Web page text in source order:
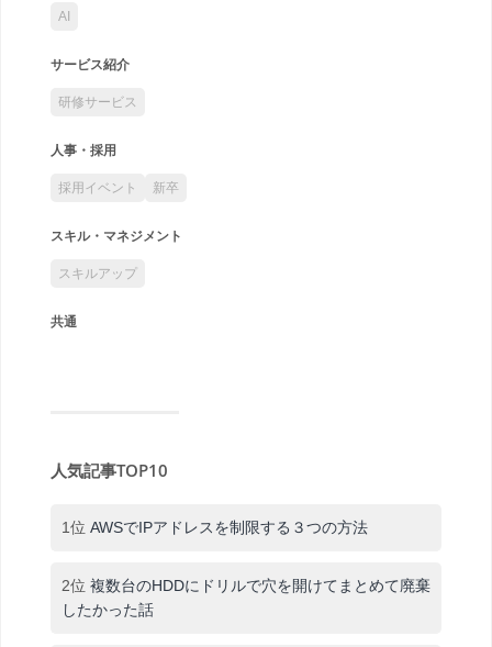
AI
サービス紹介
研修サービス
人事・採用
採用イベント 新卒
スキル・マネジメント
スキルアップ
共通
人気記事TOP10
1位 AWSでIPアドレスを制限する３つの方法
2位 複数台のHDDにドリルで穴を開けてまとめて廃棄
したかった話